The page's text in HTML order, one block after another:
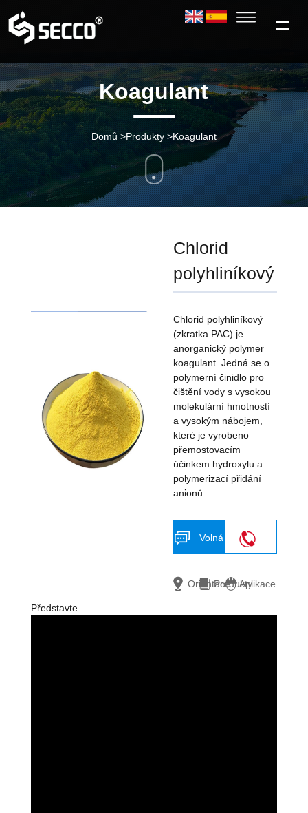
Koagulant
Domů >Produkty>Koagulant
Chlorid
polyhliníkový
Chlorid polyhliníkový
(zkratka PAC) je
anorganický polymer
koagulant. Jedná se o
polymerní činidlo pro
čištění vody s vysokou
molekulární hmotností
a vysokým nábojem,
které je vyrobeno
přemostovacím
účinkem hydroxylu a
polymerizací přidání
anionů
Volná
OrientaceProduktyAplikace
Představte